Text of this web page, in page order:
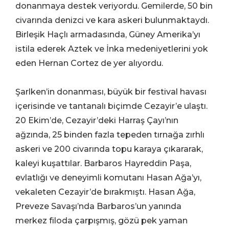
donanmaya destek veriyordu. Gemilerde, 50 bin
civarında denizci ve kara askeri bulunmaktaydı.
Birleşik Haçlı armadasında, Güney Amerika’yı
istila ederek Aztek ve İnka medeniyetlerini yok
eden Hernan Cortez de yer alıyordu.
Şarlken’in donanması, büyük bir festival havası
içerisinde ve tantanalı biçimde Cezayir’e ulaştı.
20 Ekim’de, Cezayir’deki Harraş Çayı’nın
ağzında, 25 binden fazla tepeden tırnağa zırhlı
askeri ve 200 civarında topu karaya çıkararak,
kaleyi kuşattılar. Barbaros Hayreddin Paşa,
evlatlığı ve deneyimli komutanı Hasan Ağa’yı,
vekaleten Cezayir’de bırakmıştı. Hasan Ağa,
Preveze Savaşı’nda Barbaros’un yanında
merkez filoda çarpışmış, gözü pek yaman